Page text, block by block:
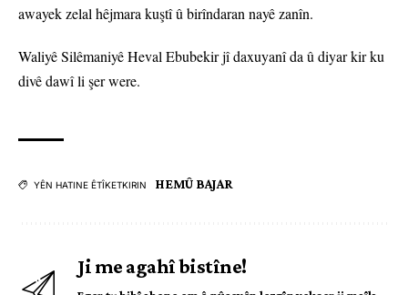
awayek zelal hêjmara kuştî û birîndaran nayê zanîn.
Waliyê Silêmaniyê Heval Ebubekir jî daxuyanî da û diyar kir ku
divê dawî li şer were.
YÊN HATINE ÊTÎKETKIRIN HEMÛ BAJAR
Ji me agahî bistîne!